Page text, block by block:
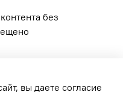
без
вы даете согласие